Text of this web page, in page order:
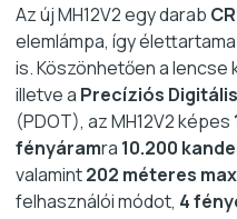
Az új MH12V2 egy darab
elemlámpa, így
is. Köszönhetően a
illetve a Precíziós
(PDOT), az MH12V2 képes
fényáramra 10.200
valamint202 méteres
felhasználói módot, 4